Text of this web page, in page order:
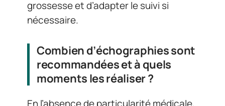
grossesse et d’adapter le suivi si
nécessaire.
Combien d’échographies sont
recommandées et à quels
moments les réaliser ?